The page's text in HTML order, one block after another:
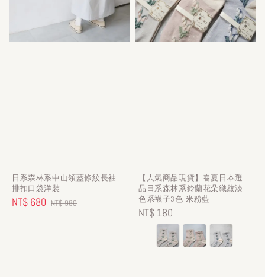
日系森林系中山領藍條紋長袖
排扣口袋洋裝
Sale
NT$ 680 Regular
NT$ 980
【人氣商品現貨】春夏日本選
品日系森林系鈴蘭花朵織紋淡
色系襪子3色-米粉藍
Regular
price
NT$ 180